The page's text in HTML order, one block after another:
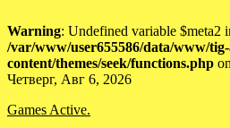
Warning: Undefined variable $meta2
/var/www/user655586/data/www/
content/themes/seek/functions.php
Skip
content
Четверг, Авг 6, 2026
Games Active.